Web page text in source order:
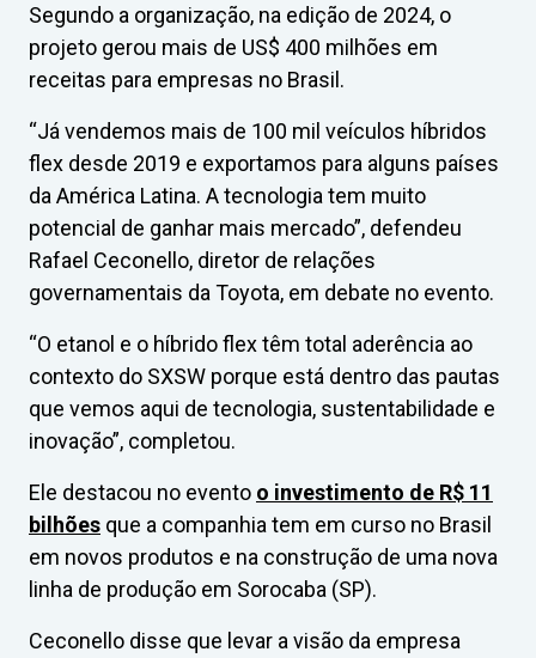
Segundo a organização, na edição de 2024, o
projeto gerou mais de US$ 400 milhões em
receitas para empresas no Brasil.
“Já vendemos mais de 100 mil veículos híbridos
flex desde 2019 e exportamos para alguns países
da América Latina. A tecnologia tem muito
potencial de ganhar mais mercado”, defendeu
Rafael Ceconello, diretor de relações
governamentais da Toyota, em debate no evento.
“O etanol e o híbrido flex têm total aderência ao
contexto do SXSW porque está dentro das pautas
que vemos aqui de tecnologia, sustentabilidade e
inovação”, completou.
Ele destacou no evento o investimento de R$ 11
bilhões que a companhia tem em curso no Brasil
em novos produtos e na construção de uma nova
linha de produção em Sorocaba (SP).
Ceconello disse que levar a visão da empresa